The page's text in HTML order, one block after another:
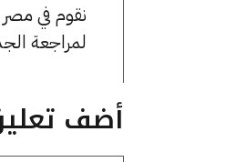
نقوم في مصر 365 بعمل تغطية مميزة لسعر اليورو في مصر، يمكنك الاطلاع على صفحة
لمراجعة
أضف